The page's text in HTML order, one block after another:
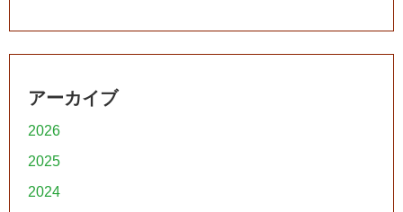
アーカイブ
2026
2025
2024